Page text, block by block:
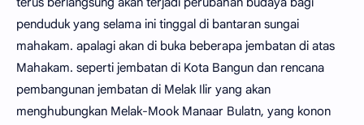
penduduk yang selama ini tinggal di bantaran sungai
mahakam. apalagi akan di buka beberapa jembatan di atas
Mahakam. seperti jembatan di Kota Bangun dan rencana
pembangunan jembatan di Melak Ilir yang akan
menghubungkan Melak-Mook Manaar Bulatn, yang konon